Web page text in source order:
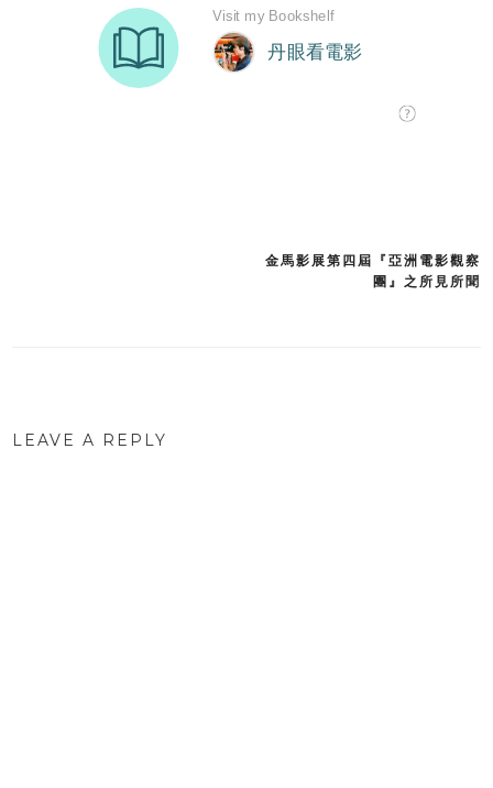
金馬影展第四屆『亞洲電影觀察
團』之所見所聞
LEAVE A REPLY